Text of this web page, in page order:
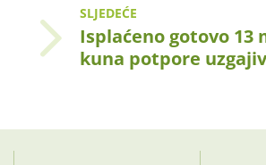
SLJEDEĆE
Isplaćeno gotovo 13
kuna potpore